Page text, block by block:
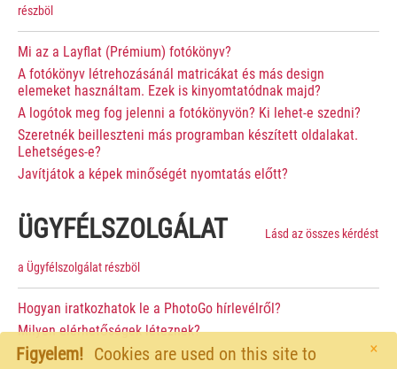
×
Figyelem! Cookies are used on this site to
részböl
Mi az a Layflat (Prémium) fotókönyv?
A fotókönyv létrehozásánál matricákat és más design
elemeket használtam. Ezek is kinyomtatódnak majd?
A logótok meg fog jelenni a fotókönyvön? Ki lehet-e szedni?
Szeretnék beilleszteni más programban készített oldalakat.
Lehetséges-e?
Javítjátok a képek minőségét nyomtatás előtt?
ÜGYFÉLSZOLGÁLAT Lásd az összes kérdést
a Ügyfélszolgálat részböl
Hogyan iratkozhatok le a PhotoGo hírlevélről?
Milyen elérhetőségek léteznek?